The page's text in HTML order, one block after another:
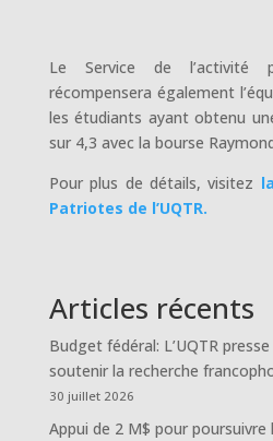
Le Service de l’activité
récompensera également
les étudiants ayant obtenu
sur 4,3 avec la bourse
Pour plus de détails, visitez
Patriotes de l’UQTR.
Articles récents
Budget fédéral: L’UQTR
soutenir la recherche
30 juillet 2026
Appui de 2 M$ pour